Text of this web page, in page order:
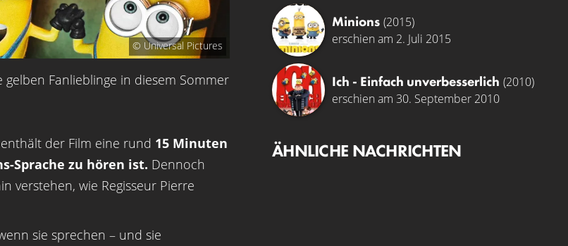
© Universal Pictures
gelben Fanlieblinge in diesem Sommer
der Film eine rund 15 Minuten
Sprache zu hören ist. Dennoch
verstehen, wie Regisseur Pierre
sie sprechen – und sie
Minions (2015)
erschien am 2. Juli 2015
Ich - Einfach unverbesserlich (2010)
erschien am 30. September 2010
ÄHNLICHE NACHRICHTEN